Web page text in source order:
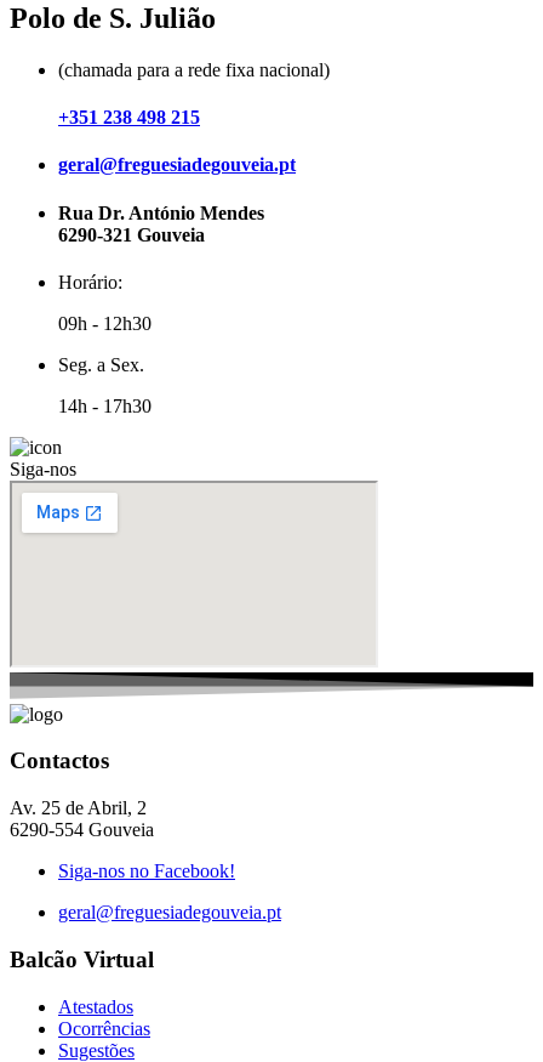
Polo de S. Julião​
(chamada para a rede fixa nacional)
+351 238 498 215
geral@freguesiadegouveia.pt
Rua Dr. António Mendes
6290-321 Gouveia
Horário:
09h - 12h30
Seg. a Sex.
14h - 17h30
Siga-nos
Contactos
Av. 25 de Abril, 2
6290-554 Gouveia
Siga-nos no Facebook!
geral@freguesiadegouveia.pt
Balcão Virtual
Atestados
Ocorrências
Sugestões